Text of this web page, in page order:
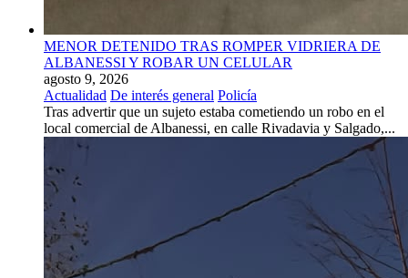
MENOR DETENIDO TRAS ROMPER VIDRIERA DE
ALBANESSI Y ROBAR UN CELULAR
agosto 9, 2026
Actualidad De interés general Policía
Tras advertir que un sujeto estaba cometiendo un robo en el
local comercial de Albanessi, en calle Rivadavia y Salgado,...